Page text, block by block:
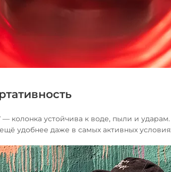
— колонка устойчива к воде, пыли и
удобнее даже в самых активных